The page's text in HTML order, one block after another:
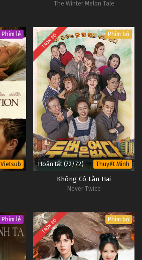
The Winter Melon Tale
Phim lẻ
Vietsub
TRỌN BỘ Phim bộ
Hoàn tất (72/72) Thuyết Minh
Không Có Lần Hai
Never Twice
Phim lẻ TRỌN BỘ Phim bộ